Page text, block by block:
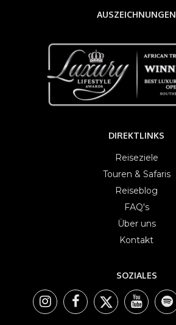
AUSZEICHNUNGEN
DIREKTLINKS
Reiseziele
Touren & Safaris
Reiseblog
FAQ's
Über uns
Kontakt
SOZIALES